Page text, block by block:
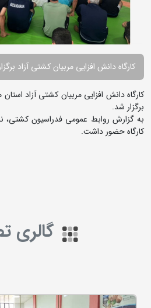
کارگاه دانش افزایی مربیان کشتی آزاد
برگزار شد.
به گزارش روابط عمومی فدراسیون کشتی،
کارگاه حضور داشت.
گالری